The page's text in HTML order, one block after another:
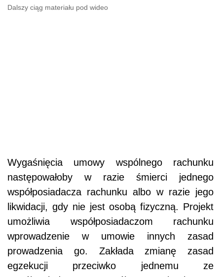
Dalszy ciąg materiału pod wideo
Wygaśnięcia umowy wspólnego rachunku
następowałoby w razie śmierci jednego
współposiadacza rachunku albo w razie jego
likwidacji, gdy nie jest osobą fizyczną. Projekt
umożliwia współposiadaczom rachunku
wprowadzenie w umowie innych zasad
prowadzenia go. Zakłada zmianę zasad
egzekucji przeciwko jednemu ze